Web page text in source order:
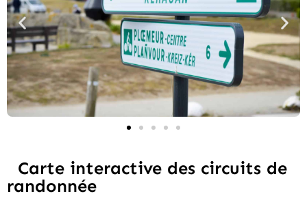
Carte interactive des circuits de
randonnée